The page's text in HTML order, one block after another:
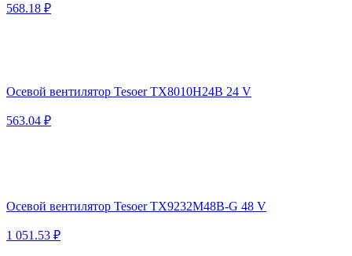
568.18 ₽
Осевой вентилятор Tesoer TX8010H24B 24 V
563.04 ₽
Осевой вентилятор Tesoer TX9232M48B-G 48 V
1 051.53 ₽